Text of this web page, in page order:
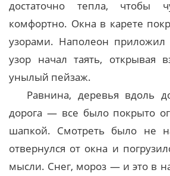
достаточно тепла, чтобы
комфортно. Окна в карете
узорами. Наполеон приложил
узор начал таять, открывая
унылый пейзаж.
Равнина, деревья вдоль
дорога — все было покрыто
шапкой. Смотреть было не
отвернулся от окна и
мысли. Снег, мороз — и это в